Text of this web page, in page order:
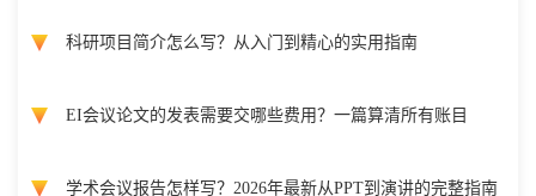
科研项目简介怎么写？从入门到精心的实用指南
EI会议论文的发表需要交哪些费用？一篇算清所有账目
学术会议报告怎样写？2026年最新从PPT到演讲的完整指南